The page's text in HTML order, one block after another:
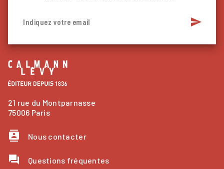
Indiquez votre email send
21 rue du Montparnasse
75006 Paris
contacts Nous contacter
question_answer Questions fréquentes